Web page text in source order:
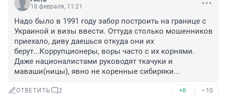
18 февраля, 11:21
Надо было в 1991 году забор построить на границе с
Украиной и визы ввести. Оттуда столько мошенников
приехало, диву даешься откуда они их
берут...Коррупционеры, воры часто с их корнями.
Даже националистами руководят ткачуки и
маваши(ницы), явно не коренные сибиряки...
ОТВЕТИТЬ 2 +8 –10